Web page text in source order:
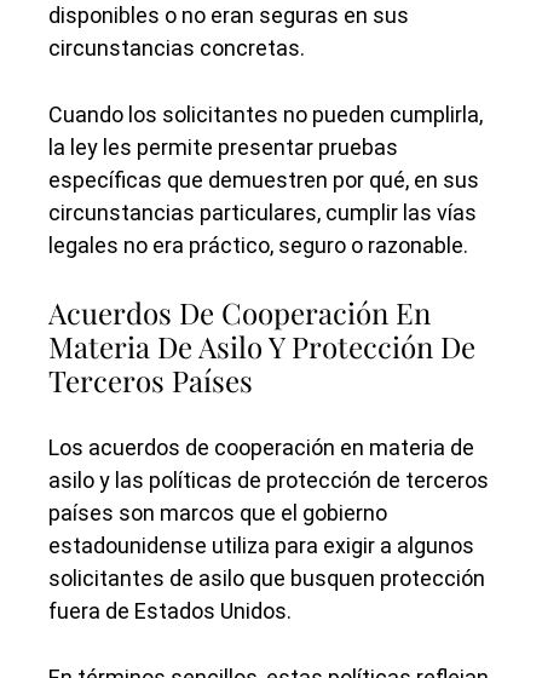
disponibles o no eran seguras en sus
circunstancias concretas.
Cuando los solicitantes no pueden cumplirla,
la ley les permite presentar pruebas
específicas que demuestren por qué, en sus
circunstancias particulares, cumplir las vías
legales no era práctico, seguro o razonable.
Acuerdos De Cooperación En
Materia De Asilo Y Protección De
Terceros Países
Los acuerdos de cooperación en materia de
asilo y las políticas de protección de terceros
países son marcos que el gobierno
estadounidense utiliza para exigir a algunos
solicitantes de asilo que busquen protección
fuera de Estados Unidos.